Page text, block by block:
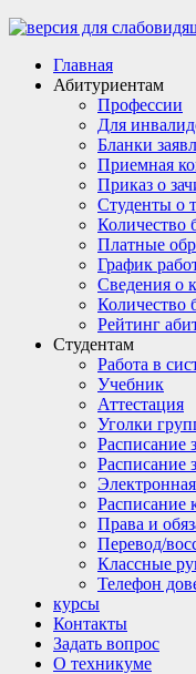
Главная
Абитуриентам
Профессии
Для
Бланки
Приемная
Приказ о
Студенты о
Количество
Платные
График
Сведения о
Количество
Рейтинг
Студентам
Работа в
Учебник
Аттестация
Уголки
Расписание
Расписание
Расписание
Права и
Перевод/
Классные
Телефон
курсы
Контакты
Задать вопрос
О техникуме